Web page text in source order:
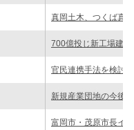
真岡土木、つくば真
700億投じ新工場建
官民連携手法を検討
新規産業団地の今後
富岡市・茂原市長イ